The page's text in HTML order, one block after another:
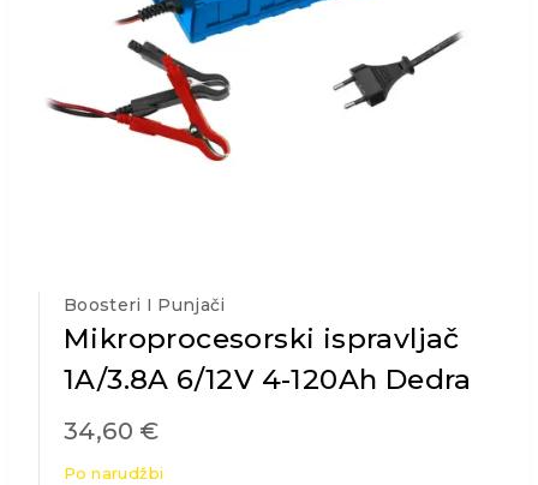
Boosteri I Punjači
Mikroprocesorski ispravljač
1A/3.8A 6/12V 4-120Ah Dedra
34,60 €
Po narudžbi